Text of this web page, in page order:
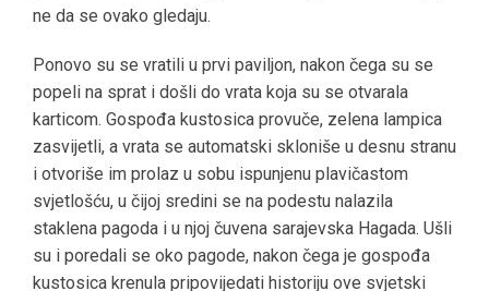
ne da se ovako gledaju.
Ponovo su se vratili u prvi paviljon, nakon čega su se
popeli na sprat i došli do vrata koja su se otvarala
karticom. Gospođa kustosica provuče, zelena lampica
zasvijetli, a vrata se automatski skloniše u desnu stranu
i otvoriše im prolaz u sobu ispunjenu plavičastom
svjetlošću, u čijoj sredini se na podestu nalazila
staklena pagoda i u njoj čuvena sarajevska Hagada. Ušli
su i poredali se oko pagode, nakon čega je gospođa
kustosica krenula pripovijedati historiju ove svjetski